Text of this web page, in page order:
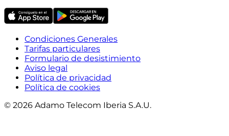
Condiciones Generales
Tarifas particulares
Formulario de desistimiento
Aviso legal
Política de privacidad
Política de cookies
© 2026 Adamo Telecom Iberia S.A.U.